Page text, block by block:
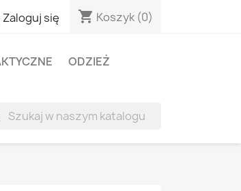
Zaloguj się shopping_cart Koszyk (0)
ODZIEŻ